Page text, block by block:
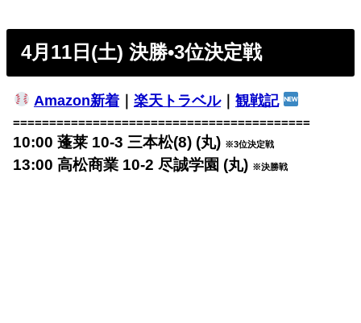
4月11日(土) 決勝•3位決定戦
Amazon新着｜ 楽天トラベル｜ 観戦記
=========================================
10:00 蓬莱 10-3 三本松(8) (丸) ※3位決定戦
13:00 高松商業 10-2 尽誠学園 (丸) ※決勝戦